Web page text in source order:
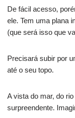
De fácil acesso,
ele. Tem uma plana
(que será isso que
Precisará subir por
até o seu topo.
A vista do mar, do
surpreendente.